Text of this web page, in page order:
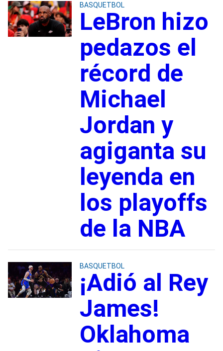
BASQUETBOL
LeBron hizo
pedazos el
récord de
Michael
Jordan y
agiganta su
leyenda en
los playoffs
de la NBA
BASQUETBOL
¡Adió al Rey
James!
Oklahoma